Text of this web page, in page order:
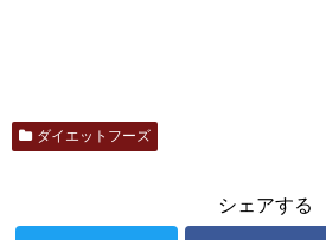
ダイエットフーズ
シェアする